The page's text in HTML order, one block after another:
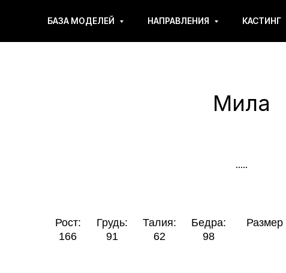
БАЗА МОДЕЛЕЙ НАПРАВЛЕНИЯ КАСТИНГ
Мила
.....